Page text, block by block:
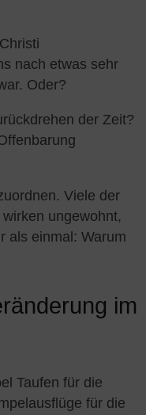
nach etwas sehr
Oder?
der Zeit?
Viele der
ungewohnt,
als einmal: Warum
im
Taufen für die
für die